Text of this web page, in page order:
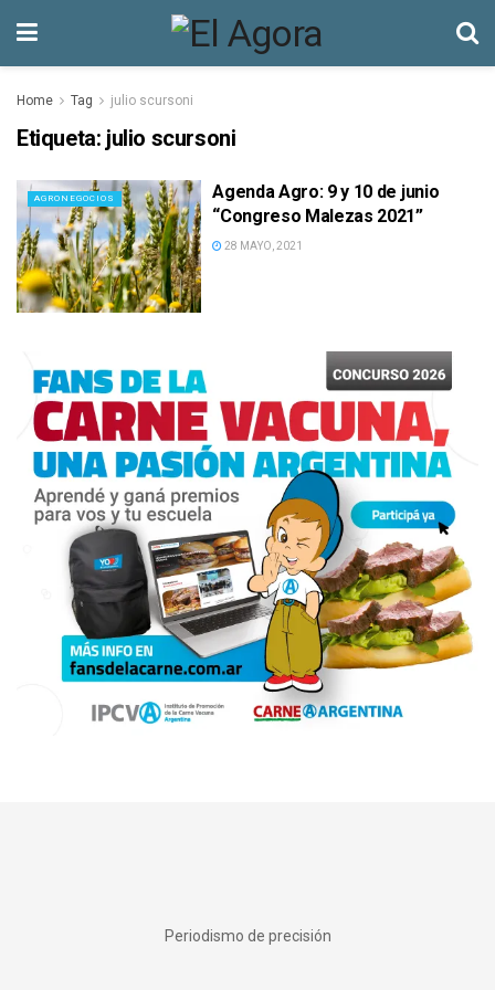
Home Tag julio scursoni
Etiqueta: julio scursoni
AGRONEGOCIOS
Agenda Agro: 9 y 10 de junio
“Congreso Malezas 2021”
28 MAYO, 2021
Periodismo de precisión